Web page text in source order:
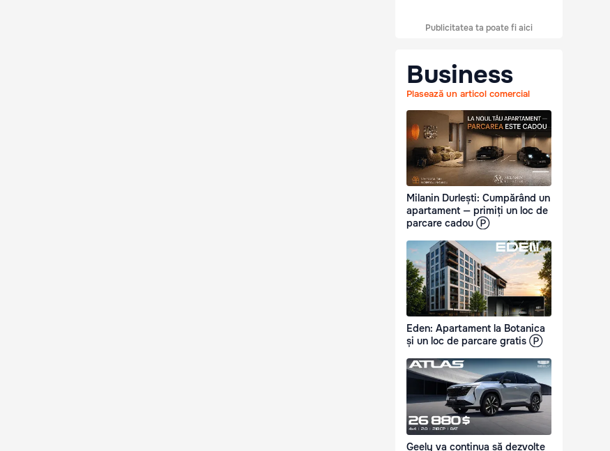
Publicitatea ta poate fi aici
Business
Plasează un articol comercial
Milanin Durlești: Cumpărând un
apartament — primiți un loc de
parcare cadou Ⓟ
Eden: Apartament la Botanica
și un loc de parcare gratis Ⓟ
Geely va continua să dezvolte